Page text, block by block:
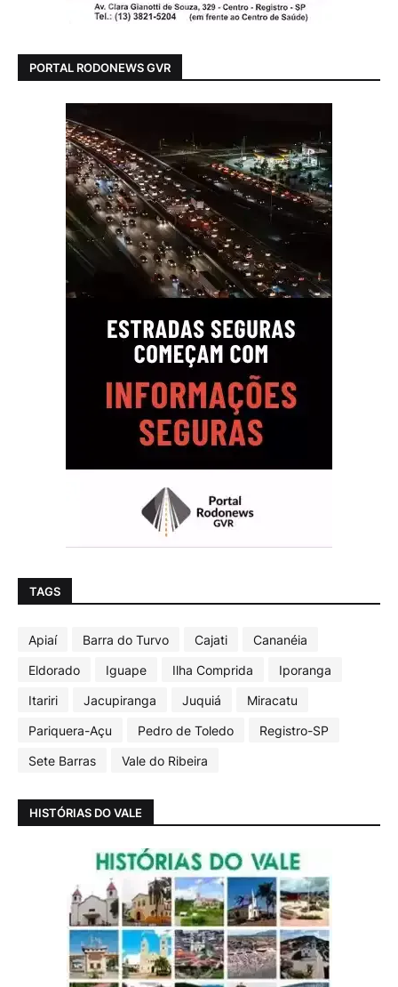
PORTAL RODONEWS GVR
TAGS
Apiaí Barra do Turvo Cajati
Cananéia
Eldorado
Iguape Ilha Comprida
Iporanga
Itariri
Jacupiranga Juquiá
Miracatu
Pariquera-Açu
Pedro de Toledo
Registro-SP
Sete Barras
Vale do Ribeira
HISTÓRIAS DO VALE